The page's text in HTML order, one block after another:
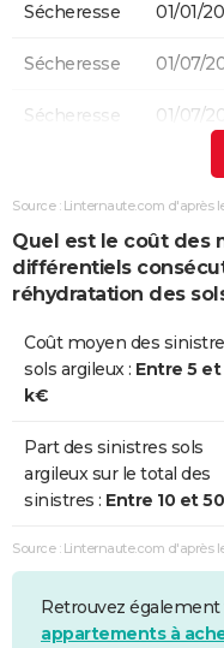
Sécheresse 01/01/
Sécheresse 01/07/
Sécheresse 01/07/
01/07/
Sécheresse 01/06/
Source : Linternaute.com d'après
Quel est le coût des
différentiels
réhydratation des
Coût moyen des
sols argileux : Entre 5 et
k€
Part des sinistres sols
argileux sur le total des
sinistres : Entre 10 et
Source : Linternaute.com d'après
Retrouvez
appartements à